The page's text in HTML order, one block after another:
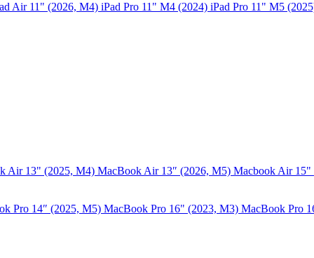
Air 11" (2026, M4) iPad Pro 11" M4 (2024) iPad Pro 11" M5
Air 13" (2025, M4) MacBook Air 13″ (2026, M5) Macbook Air 15"
Pro 14″ (2025, M5) MacBook Pro 16" (2023, M3) MacBook Pro